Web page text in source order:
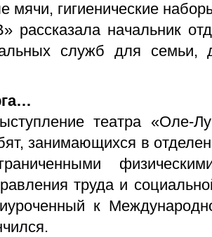
мячи, гигиенические
рассказала начальник
служб для
театра «Оле-
занимающихся в
труда и
к